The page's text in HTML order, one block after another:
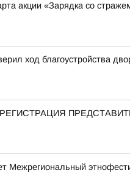
акции «Зарядка со
ход благоустройства
Межрегиональный